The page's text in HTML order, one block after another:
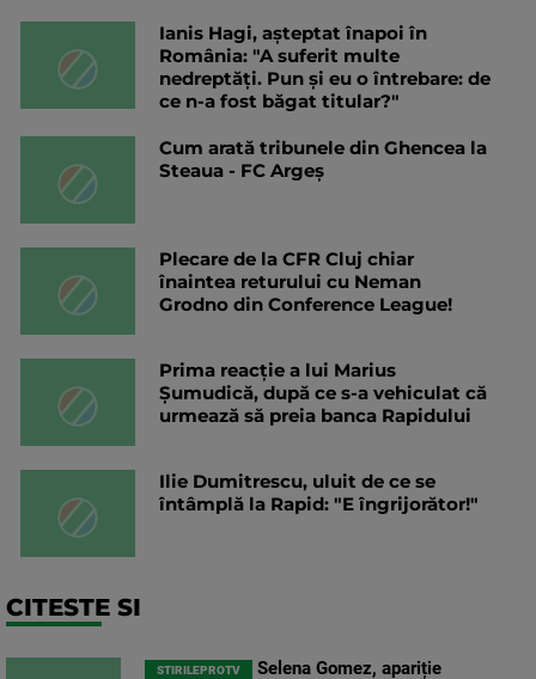
Ianis Hagi, așteptat înapoi în
România: "A suferit multe
nedreptăți. Pun și eu o întrebare: de
ce n-a fost băgat titular?"
Cum arată tribunele din Ghencea la
Steaua - FC Argeș
Plecare de la CFR Cluj chiar
înaintea returului cu Neman
Grodno din Conference League!
Prima reacție a lui Marius
Șumudică, după ce s-a vehiculat că
urmează să preia banca Rapidului
Ilie Dumitrescu, uluit de ce se
întâmplă la Rapid: "E îngrijorător!"
CITESTE SI
STIRILEPROTV Selena Gomez, apariție